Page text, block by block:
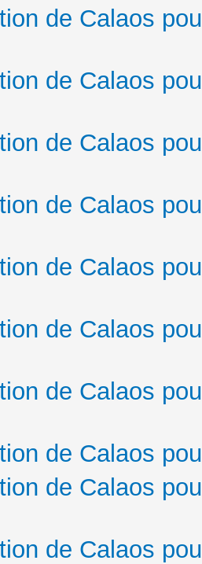
de Calaos
de Calaos
de Calaos
de Calaos
de Calaos
de Calaos
de Calaos
de Calaos
de Calaos
de Calaos